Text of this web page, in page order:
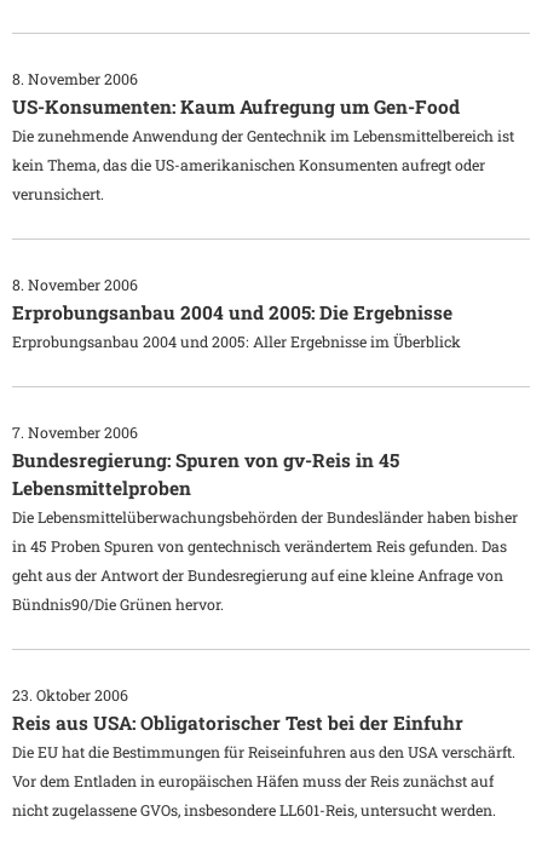
8. November 2006
US-Konsumenten: Kaum Aufregung um Gen-Food
Die zunehmende Anwendung der Gentechnik im Lebensmittelbereich ist
kein Thema, das die US-amerikanischen Konsumenten aufregt oder
verunsichert.
8. November 2006
Erprobungsanbau 2004 und 2005: Die Ergebnisse
Erprobungsanbau 2004 und 2005: Aller Ergebnisse im Überblick
7. November 2006
Bundesregierung: Spuren von gv-Reis in 45
Lebensmittelproben
Die Lebensmittelüberwachungsbehörden der Bundesländer haben bisher
in 45 Proben Spuren von gentechnisch verändertem Reis gefunden. Das
geht aus der Antwort der Bundesregierung auf eine kleine Anfrage von
Bündnis90/Die Grünen hervor.
23. Oktober 2006
Reis aus USA: Obligatorischer Test bei der Einfuhr
Die EU hat die Bestimmungen für Reiseinfuhren aus den USA verschärft.
Vor dem Entladen in europäischen Häfen muss der Reis zunächst auf
nicht zugelassene GVOs, insbesondere LL601-Reis, untersucht werden.